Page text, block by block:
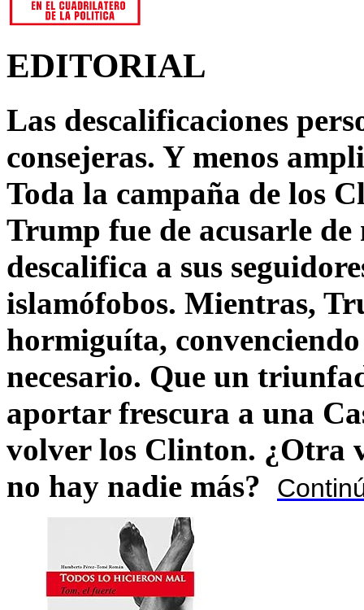
EDITORIAL
Las descalificaciones
consejeras. Y menos
Toda la campaña de los
Trump fue de acusarle
descalifica a sus
islamófobos. Mientras,
hormiguíta,
necesario. Que un
aportar frescura a una
volver los Clinton. ¿Otra
no hay nadie más?